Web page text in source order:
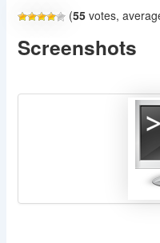
(55votes,
Screenshots